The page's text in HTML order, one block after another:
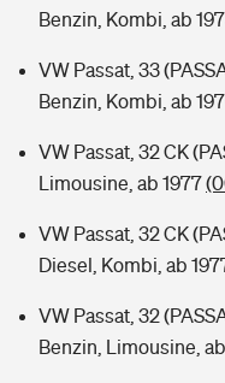
Benzin, Kombi, ab
VW Passat, 33
Benzin, Kombi, ab
VW Passat, 32 CK
Limousine, ab 1977
VW Passat, 32 CK
Diesel, Kombi, ab
VW Passat, 32
Benzin, Limousine,